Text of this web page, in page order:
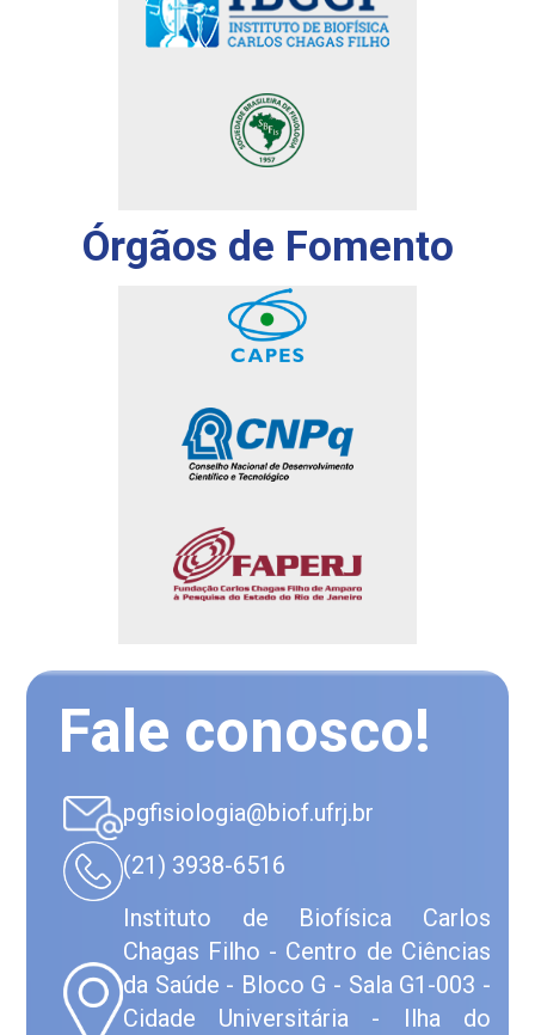
Órgãos de Fomento
Fale conosco!
pgfisiologia@biof.ufrj.br
(21) 3938-6516
Instituto de Biofísica Carlos
Chagas Filho - Centro de Ciências
da Saúde - Bloco G - Sala G1-003 -
Cidade Universitária - Ilha do